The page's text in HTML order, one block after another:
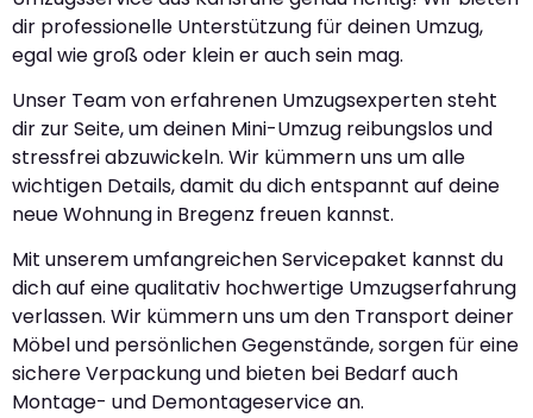
dir professionelle Unterstützung für deinen Umzug,
egal wie groß oder klein er auch sein mag.
Unser Team von erfahrenen Umzugsexperten steht
dir zur Seite, um deinen Mini-Umzug reibungslos und
stressfrei abzuwickeln. Wir kümmern uns um alle
wichtigen Details, damit du dich entspannt auf deine
neue Wohnung in Bregenz freuen kannst.
Mit unserem umfangreichen Servicepaket kannst du
dich auf eine qualitativ hochwertige Umzugserfahrung
verlassen. Wir kümmern uns um den Transport deiner
Möbel und persönlichen Gegenstände, sorgen für eine
sichere Verpackung und bieten bei Bedarf auch
Montage- und Demontageservice an.